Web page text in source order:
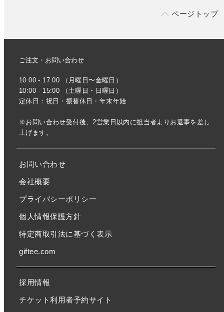
ページトップ
ご注文・お問い合わせ
10:00 - 17:00 （月曜日〜金曜日）
10:00 - 15:00 （土曜日・日曜日）
定休日：祝日・振替休日・年末年始
※お問い合わせ受付後、2営業日以内に担当者よりお返事を差し
上げます。
お問い合わせ
会社概要
プライバシーポリシー
個人情報保護方針
特定商取引法に基づく表示
giftee.com
採用情報
チケット利用者予約サイト